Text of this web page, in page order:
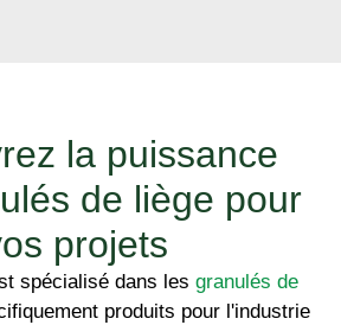
la puissance
de liège pour
projets
spécialisé dans les granulés de
produits pour l'industrie